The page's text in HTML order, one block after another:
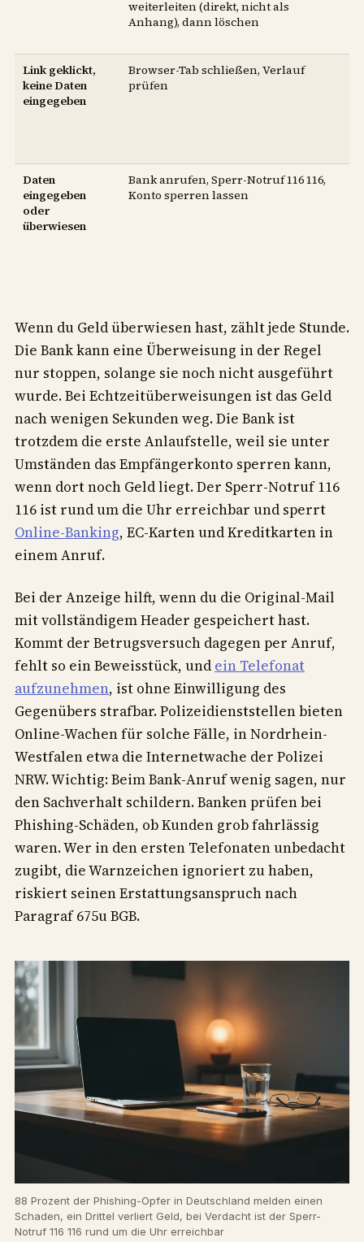
weiterleiten (direkt, nicht als
Anhang), dann löschen
Link geklickt,
keine Daten
eingegeben
Browser-Tab schließen, Verlauf
prüfen
Daten
eingegeben
oder
überwiesen
Bank anrufen, Sperr-Notruf 116 116,
Konto sperren lassen
Wenn du Geld überwiesen hast, zählt jede Stunde.
Die Bank kann eine Überweisung in der Regel
nur stoppen, solange sie noch nicht ausgeführt
wurde. Bei Echtzeitüberweisungen ist das Geld
nach wenigen Sekunden weg. Die Bank ist
trotzdem die erste Anlaufstelle, weil sie unter
Umständen das Empfängerkonto sperren kann,
wenn dort noch Geld liegt. Der Sperr-Notruf 116
116 ist rund um die Uhr erreichbar und sperrt
Online-Banking, EC-Karten und Kreditkarten in
einem Anruf.
Bei der Anzeige hilft, wenn du die Original-Mail
mit vollständigem Header gespeichert hast.
Kommt der Betrugsversuch dagegen per Anruf,
fehlt so ein Beweisstück, und ein Telefonat
aufzunehmen, ist ohne Einwilligung des
Gegenübers strafbar. Polizeidienststellen bieten
Online-Wachen für solche Fälle, in Nordrhein-
Westfalen etwa die Internetwache der Polizei
NRW. Wichtig: Beim Bank-Anruf wenig sagen, nur
den Sachverhalt schildern. Banken prüfen bei
Phishing-Schäden, ob Kunden grob fahrlässig
waren. Wer in den ersten Telefonaten unbedacht
zugibt, die Warnzeichen ignoriert zu haben,
riskiert seinen Erstattungsanspruch nach
Paragraf 675u BGB.
88 Prozent der Phishing-Opfer in Deutschland melden einen
Schaden, ein Drittel verliert Geld, bei Verdacht ist der Sperr-
Notruf 116 116 rund um die Uhr erreichbar